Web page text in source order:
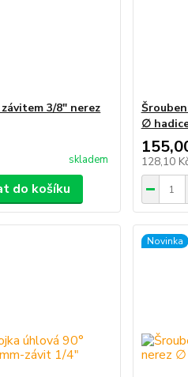
3/8" nerez
skladem
do košíku
∅
128,10
Novinka